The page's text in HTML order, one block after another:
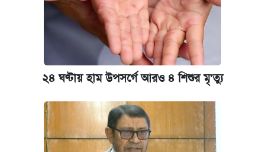
২৪ ঘণ্টায় হাম উপসর্গে আরও ৪ শিশুর মৃ'ত্যু